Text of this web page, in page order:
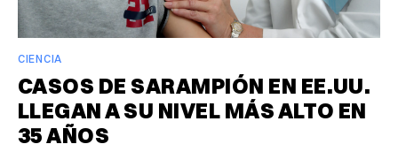
CIENCIA
CASOS DE SARAMPIÓN EN EE.UU.
LLEGAN A SU NIVEL MÁS ALTO EN
35 AÑOS